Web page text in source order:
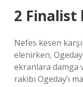
2 Finalist
Nefes kesen
elenirken,
ekranlara damga
rakibi Ogeday’ı